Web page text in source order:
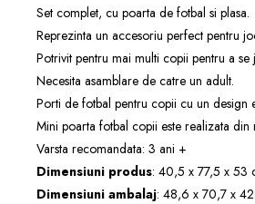
Set complet, cu poarta de fotbal si plasa.
Reprezinta un accesoriu perfect pentru
Potrivit pentru mai multi copii pentru a se
Necesita asamblare de catre un adult.
Porti de fotbal pentru copii cu un design
Mini poarta fotbal copii este realizata din
Varsta recomandata: 3 ani +
Dimensiuni produs: 40,5 x 77,5 x 53
Dimensiuni ambalaj: 48,6 x 70,7 x